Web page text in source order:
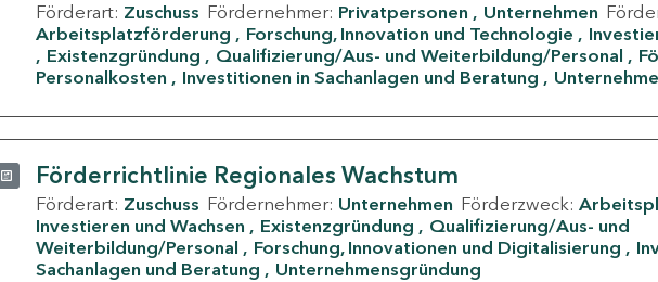
Förderart: Zuschuss Fördernehmer: Privatpersonen Unternehmen
Arbeitsplatzförderung
Forschung, Innovation und Technologie
Existenzgründung
Qualifizierung/Aus- und Weiterbildung/Personal
Personalkosten
Investitionen in Sachanlagen und Beratung
Förderrichtlinie Regionales Wachstum
Förderart: Zuschuss Fördernehmer: Unternehmen Förderzweck:
Investieren und Wachsen
Existenzgründung
Qualifizierung/Aus- und
Weiterbildung/Personal
Forschung, Innovationen und Digitalisierung
Sachanlagen und Beratung
Unternehmensgründung